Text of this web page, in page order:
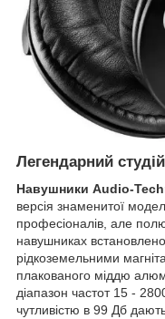
Легендарний
Навушники Audio-
версія знаменитої
професіоналів, але
навушниках
рідкоземельними
плакованого міддю
діапазон частот 15 -
чутливістю в 99 Дб